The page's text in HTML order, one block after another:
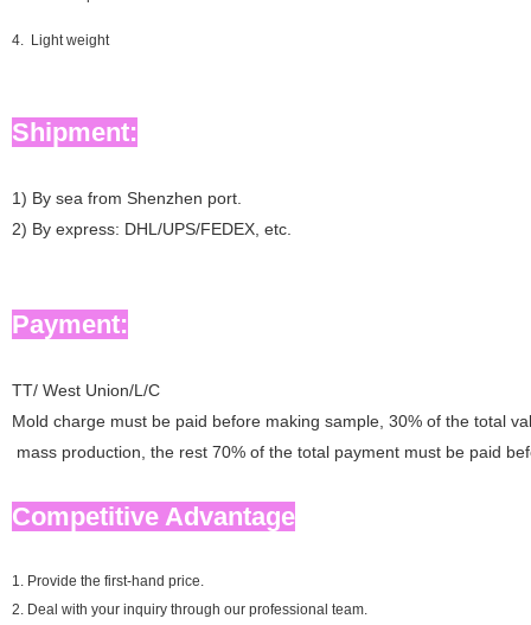
4. Light weight
Shipment:
1) By sea from Shenzhen port.
2) By express: DHL/UPS/FEDEX, etc.
Payment:
TT/ West Union/L/C
Mold charge must be paid before making sample, 30% of the total
mass production, the rest 70% of the total payment must be paid
Competitive Advantage
1. Provide the first-hand price.
2. Deal with your inquiry through our professional team.